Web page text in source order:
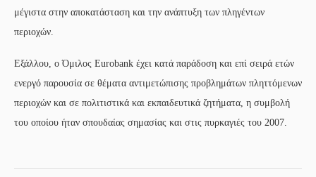
μέγιστα στην αποκατάσταση και την ανάπτυξη των πληγέντων
περιοχών.
Εξάλλου, ο Όμιλος Eurobank έχει κατά παράδοση και επί σειρά ετών
ενεργό παρουσία σε θέματα αντιμετώπισης προβλημάτων πληττόμενων
περιοχών και σε πολιτιστικά και εκπαιδευτικά ζητήματα, η συμβολή
του οποίου ήταν σπουδαίας σημασίας και στις πυρκαγιές του 2007.